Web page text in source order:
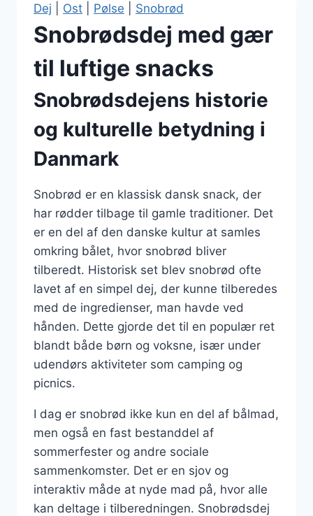
Dej Ost Pølse Snobrød
Snobrødsdej med gær
til luftige snacks
Snobrødsdejens historie
og kulturelle betydning i
Danmark
Snobrød er en klassisk dansk snack, der
har rødder tilbage til gamle traditioner. Det
er en del af den danske kultur at samles
omkring bålet, hvor snobrød bliver
tilberedt. Historisk set blev snobrød ofte
lavet af en simpel dej, der kunne tilberedes
med de ingredienser, man havde ved
hånden. Dette gjorde det til en populær ret
blandt både børn og voksne, især under
udendørs aktiviteter som camping og
picnics.
I dag er snobrød ikke kun en del af bålmad,
men også en fast bestanddel af
sommerfester og andre sociale
sammenkomster. Det er en sjov og
interaktiv måde at nyde mad på, hvor alle
kan deltage i tilberedningen. Snobrødsdej